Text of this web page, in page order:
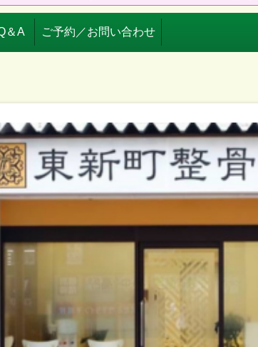
＆A ご予約／お問い合わせ